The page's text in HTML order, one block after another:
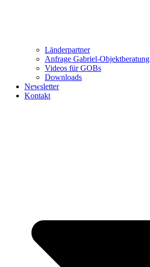
Länderpartner
Anfrage Gabriel-Objektberatung
Videos für GOBs
Downloads
Newsletter
Kontakt